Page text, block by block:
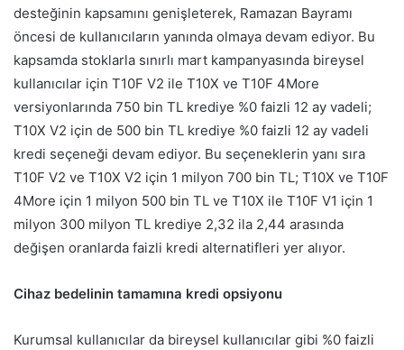
desteğinin kapsamını genişleterek, Ramazan Bayramı
öncesi de kullanıcıların yanında olmaya devam ediyor. Bu
kapsamda stoklarla sınırlı mart kampanyasında bireysel
kullanıcılar için T10F V2 ile T10X ve T10F 4More
versiyonlarında 750 bin TL krediye %0 faizli 12 ay vadeli;
T10X V2 için de 500 bin TL krediye %0 faizli 12 ay vadeli
kredi seçeneği devam ediyor. Bu seçeneklerin yanı sıra
T10F V2 ve T10X V2 için 1 milyon 700 bin TL; T10X ve T10F
4More için 1 milyon 500 bin TL ve T10X ile T10F V1 için 1
milyon 300 milyon TL krediye 2,32 ila 2,44 arasında
değişen oranlarda faizli kredi alternatifleri yer alıyor.
Cihaz bedelinin tamamına kredi opsiyonu
Kurumsal kullanıcılar da bireysel kullanıcılar gibi %0 faizli